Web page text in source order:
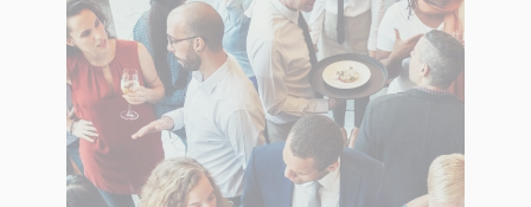
Commandez votre kit 100%
gagnant et faites des
heureux.